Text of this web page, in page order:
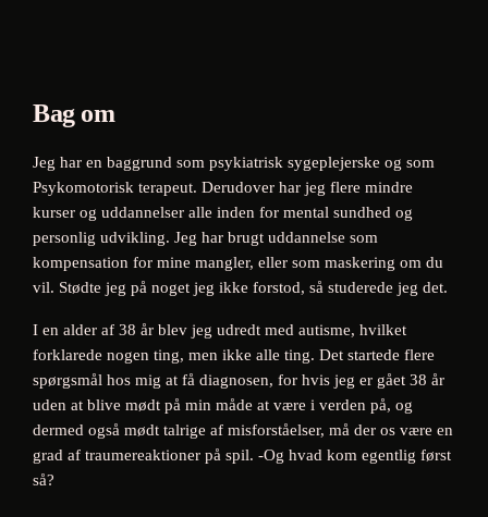
Bag om
Jeg har en baggrund som psykiatrisk sygeplejerske og som
Psykomotorisk terapeut. Derudover har jeg flere mindre
kurser og uddannelser alle inden for mental sundhed og
personlig udvikling. Jeg har brugt uddannelse som
kompensation for mine mangler, eller som maskering om du
vil. Stødte jeg på noget jeg ikke forstod, så studerede jeg det.
I en alder af 38 år blev jeg udredt med autisme, hvilket
forklarede nogen ting, men ikke alle ting. Det startede flere
spørgsmål hos mig at få diagnosen, for hvis jeg er gået 38 år
uden at blive mødt på min måde at være i verden på, og
dermed også mødt talrige af misforståelser, må der os være en
grad af traumereaktioner på spil. -Og hvad kom egentlig først
så?